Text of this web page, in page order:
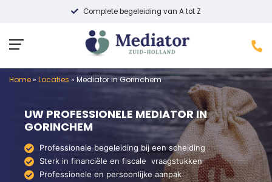
Complete begeleiding van A tot Z
Home» Locaties » Mediator in Gorinchem
UW PROFESSIONELE MEDIATOR IN
GORINCHEM
Professionele begeleiding bij een scheiding
Sterk in financiële en fiscale vraagstukken
Professionele en persoonlijke aanpak